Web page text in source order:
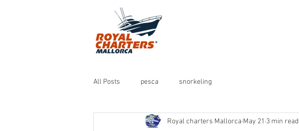
All Posts pesca snorkeling
Royal charters Mallorca May 21 3 min read